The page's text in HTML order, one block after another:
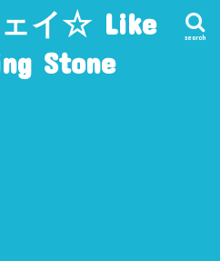
ェイ☆ Like
Stone
search